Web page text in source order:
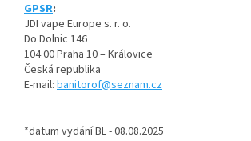
GPSR:
JDI vape Europe s. r. o.
Do Dolnic 146
104 00 Praha 10 – Královice
Česká republika
E-mail: banitorof@seznam.cz
*datum vydání BL - 08.08.2025